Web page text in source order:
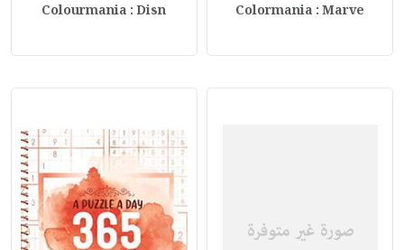
Colormania : Marve
Colourmania : Disn